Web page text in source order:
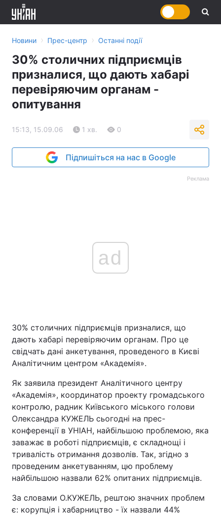
Україна Політика
Новини › Прес-центр › Останні події
30% столичних підприємців
призналися, що дають хабарі
перевіряючим органам -
опитування
15:13, 15.09.06 1 хв. 0
Підпишіться на нас в Google
Реклама
ad
30% столичних підприємців призналися, що
дають хабарі перевіряючим органам. Про це
свідчать дані анкетування, проведеного в Києві
Аналітичним центром «Академія».
Як заявила президент Аналітичного центру
«Академія», координатор проекту громадського
контролю, радник Київського міського голови
Олександра КУЖЕЛЬ сьогодні на прес-
конференції в УНІАН, найбільшою проблемою, яка
заважає в роботі підприємців, є складнощі і
тривалість отримання дозволів. Так, згідно з
проведеним анкетуванням, цю проблему
найбільшою назвали 62% опитаних підприємців.
За словами О.КУЖЕЛЬ, рештою значних проблем
є: корупція і хабарництво - їх назвали 44%